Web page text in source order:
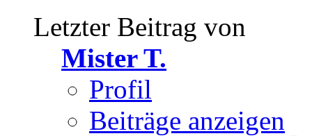
Letzter Beitrag von
Mister T.
Profil
Beiträge anzeigen